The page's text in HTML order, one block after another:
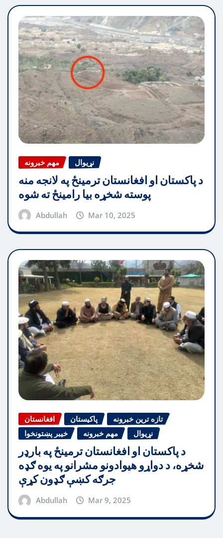
مهم خبرونه نړیوال
د پاکستان او افغانستان ترمینځ په لانجه منه
پوسته شخړه بیا رامینځ ته شوه
Abdullah Mar 10, 2025
افغانستان پاکیستان
تازه ترین خبرونه
خیبر پښتونخوا
مهم خبرونه نړیوال
د پاکستان او افغانستان ترمینځ په بارډر
شخړه، د دواړو هیوادونو مشرانو په یوه ګډه
جرګه کښې ګډون کړې
Abdullah Mar 9, 2025